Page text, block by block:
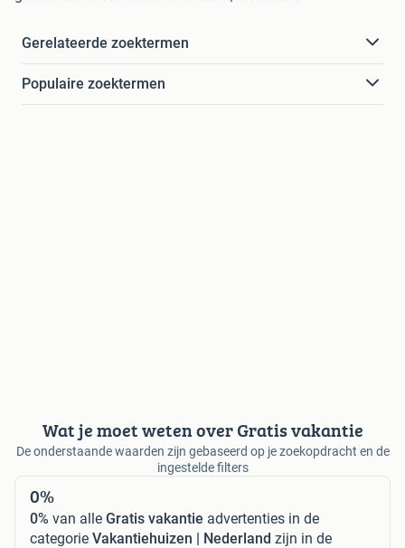
Gerelateerde zoektermen
Populaire zoektermen
Wat je moet weten over Gratis vakantie
De onderstaande waarden zijn gebaseerd op je zoekopdracht en de
ingestelde filters
0%
0% van alle Gratis vakantie advertenties in de
categorie Vakantiehuizen | Nederland zijn in de